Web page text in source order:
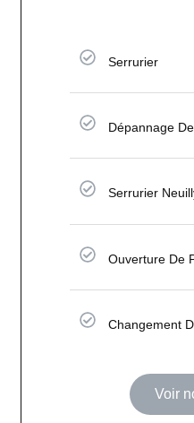
Serrurier
Dépannage
Serrurier
Ouverture De
Changement
Voir